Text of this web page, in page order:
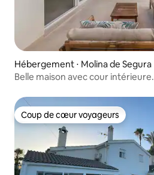
Hébergement ⋅ Molina de Segura
Belle maison avec cour intérieure.
Coup de cœur voyageurs
Coup de cœur voyageurs